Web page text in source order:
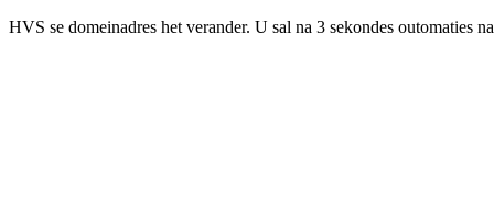
HVS se domeinadres het verander. U sal na 3 sekondes outomaties